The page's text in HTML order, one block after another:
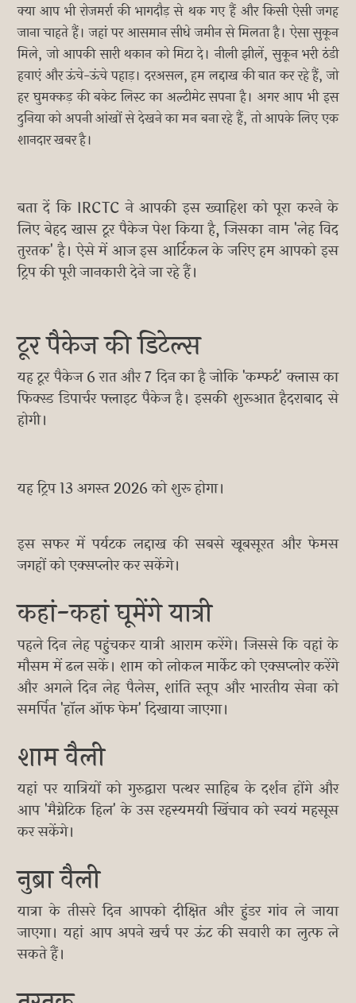
क्या आप भी रोजमर्रा की भागदौड़ से थक गए हैं और किसी ऐसी जगह
जाना चाहते हैं। जहां पर आसमान सीधे जमीन से मिलता है। ऐसा सुकून
मिले, जो आपकी सारी थकान को मिटा दे। नीली झीलें, सुकून भरी ठंडी
हवाएं और ऊंचे-ऊंचे पहाड़। दरअसल, हम लद्दाख की बात कर रहे हैं, जो
हर घुमक्कड़ की बकेट लिस्ट का अल्टीमेट सपना है। अगर आप भी इस
दुनिया को अपनी आंखों से देखने का मन बना रहे हैं, तो आपके लिए एक
शानदार खबर है।
बता दें कि IRCTC ने आपकी इस ख्वाहिश को पूरा करने के
लिए बेहद खास टूर पैकेज पेश किया है, जिसका नाम 'लेह विद
तुरतक' है। ऐसे में आज इस आर्टिकल के जरिए हम आपको इस
ट्रिप की पूरी जानकारी देने जा रहे हैं।
टूर पैकेज की डिटेल्स
यह टूर पैकेज 6 रात और 7 दिन का है जोकि 'कम्फर्ट' क्लास का
फिक्स्ड डिपार्चर फ्लाइट पैकेज है। इसकी शुरूआत हैदराबाद से
होगी।
यह ट्रिप 13 अगस्त 2026 को शुरू होगा।
इस सफर में पर्यटक लद्दाख की सबसे खूबसूरत और फेमस
जगहों को एक्सप्लोर कर सकेंगे।
कहां-कहां घूमेंगे यात्री
पहले दिन लेह पहुंचकर यात्री आराम करेंगे। जिससे कि वहां के
मौसम में ढल सकें। शाम को लोकल मार्केट को एक्सप्लोर करेंगे
और अगले दिन लेह पैलेस, शांति स्तूप और भारतीय सेना को
समर्पित 'हॉल ऑफ फेम' दिखाया जाएगा।
शाम वैली
यहां पर यात्रियों को गुरुद्वारा पत्थर साहिब के दर्शन होंगे और
आप 'मैग्नेटिक हिल' के उस रहस्यमयी खिंचाव को स्वयं महसूस
कर सकेंगे।
नुब्रा वैली
यात्रा के तीसरे दिन आपको दीक्षित और हुंडर गांव ले जाया
जाएगा। यहां आप अपने खर्च पर ऊंट की सवारी का लुत्फ ले
सकते हैं।